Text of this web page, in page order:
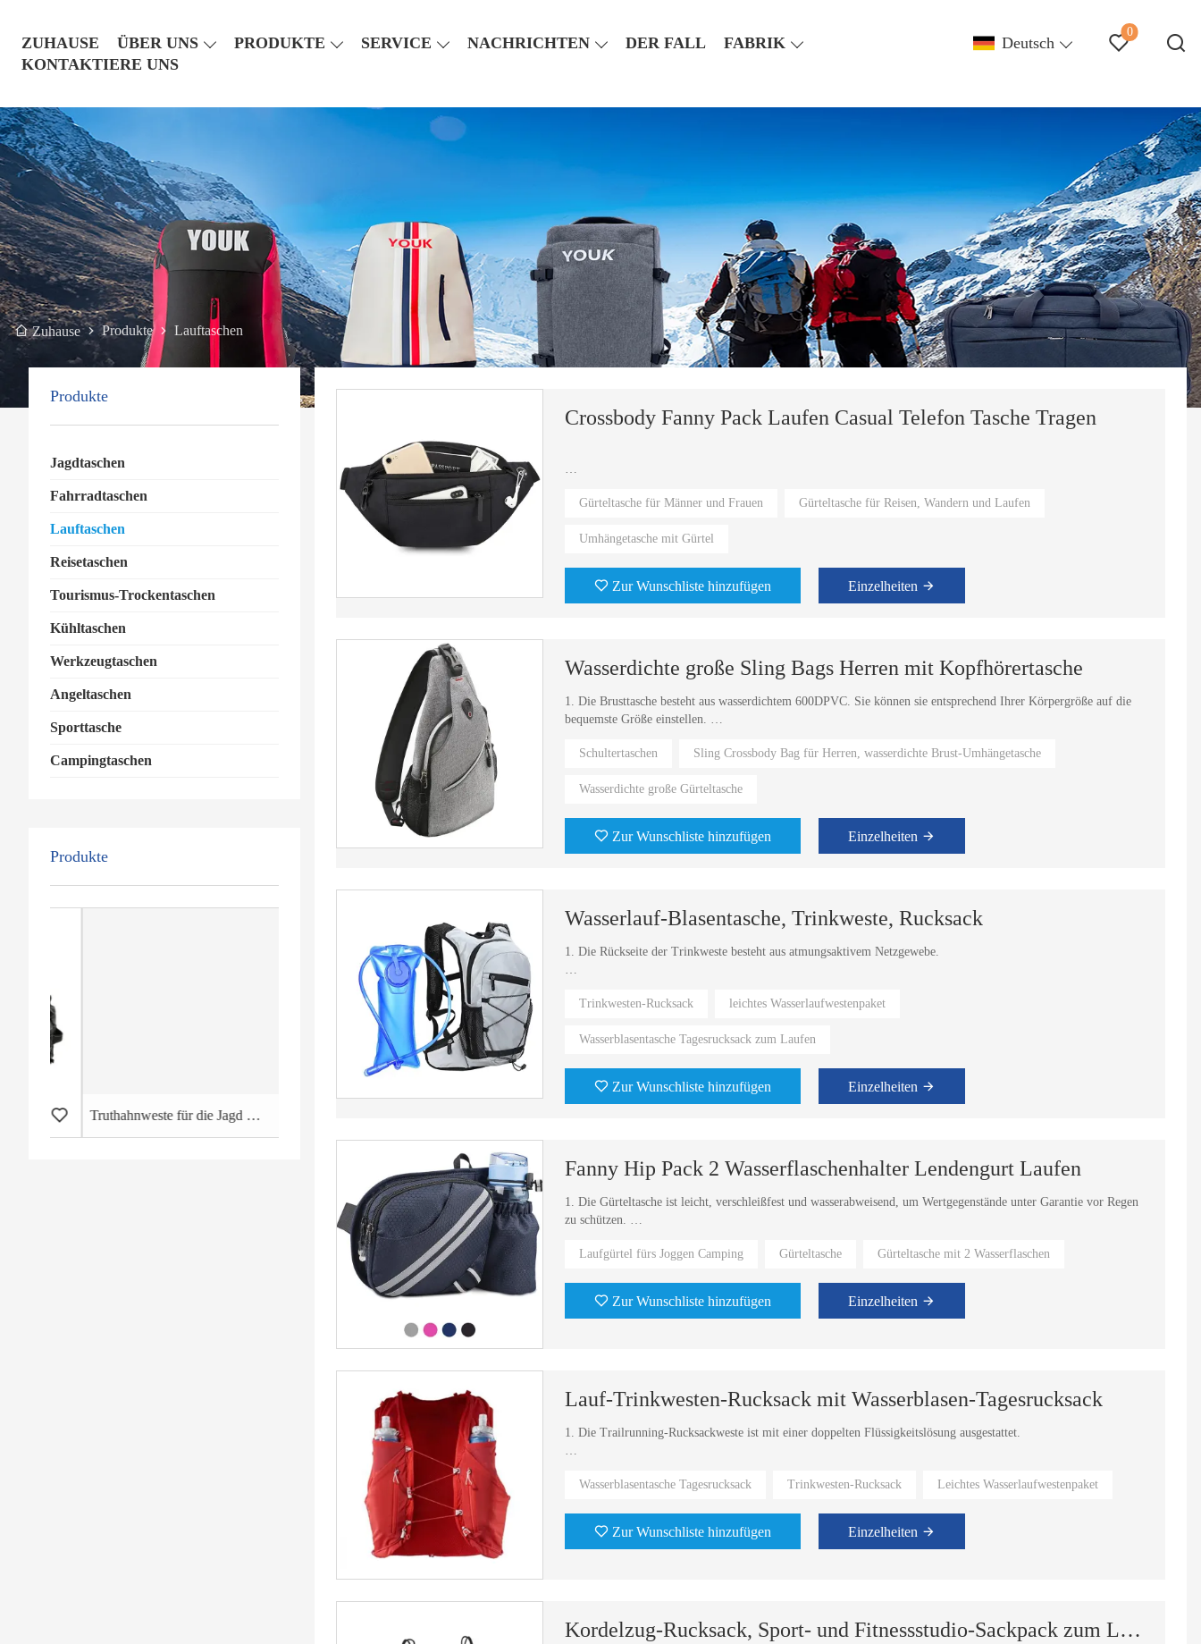
ZUHAUSE ÜBER UNS PRODUKTE SERVICE NACHRICHTEN DER FALL
FABRIK
KONTAKTIERE UNS
Deutsch
0
Zuhause Produkte Lauftaschen
Produkte
Jagdtaschen
Fahrradtaschen
Lauftaschen
Reisetaschen
Tourismus-Trockentaschen
Kühltaschen
Werkzeugtaschen
Angeltaschen
Sporttasche
Campingtaschen
Produkte
Truthahnweste für die Jagd mit Sitz Großwildrucksack
Crossbody Fanny Pack Laufen Casual Telefon Tasche Tragen
Gürteltasche für Männer und Frauen
Gürteltasche für Reisen, Wandern und Laufen
Umhängetasche mit Gürtel
Zur Wunschliste hinzufügen Einzelheiten
Wasserdichte große Sling Bags Herren mit Kopfhörertasche
1. Die Brusttasche besteht aus wasserdichtem 600DPVC. Sie können sie entsprechend Ihrer Körpergröße auf die
bequemste Größe einstellen.
2. Die Sling Bag kann im Alltag oder auf Reisen als Umhängetasche getragen werden.
3. Umhängetasche mit Platz für Mobiltelefone, Reisepass und Taschentücher.
Schultertaschen Sling Crossbody Bag für Herren, wasserdichte Brust-Umhängetasche
Wasserdichte große Gürteltasche
Zur Wunschliste hinzufügen Einzelheiten
Wasserlauf-Blasentasche, Trinkweste, Rucksack
1. Die Rückseite der Trinkweste besteht aus atmungsaktivem Netzgewebe.
Trinkwesten-Rucksack
leichtes Wasserlaufwestenpaket
Wasserblasentasche Tagesrucksack zum Laufen
Zur Wunschliste hinzufügen Einzelheiten
Fanny Hip Pack 2 Wasserflaschenhalter Lendengurt Laufen
1. Die Gürteltasche ist leicht, verschleißfest und wasserabweisend, um Wertgegenstände unter Garantie vor Regen
zu schützen.
2. Die Gürteltasche ist schweißableitend, bequem und atmungsaktiv.
Laufgürtel fürs Joggen Camping Gürteltasche Gürteltasche mit 2 Wasserflaschen
Zur Wunschliste hinzufügen Einzelheiten
Lauf-Trinkwesten-Rucksack mit Wasserblasen-Tagesrucksack
1. Die Trailrunning-Rucksackweste ist mit einer doppelten Flüssigkeitslösung ausgestattet.
Wasserblasentasche Tagesrucksack Trinkwesten-Rucksack Leichtes Wasserlaufwestenpaket
Zur Wunschliste hinzufügen Einzelheiten
Kordelzug-Rucksack, Sport- und Fitnessstudio-Sackpack zum Laufen